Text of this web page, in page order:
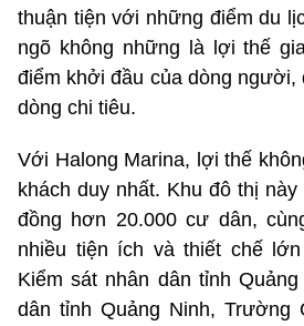
thuận tiện với những điểm du
ngõ không những là lợi thế
điểm khởi đầu của dòng người,
dòng chi tiêu.
Với Halong Marina, lợi thế
khách duy nhất. Khu đô thị
đồng hơn 20.000 cư dân,
nhiều tiện ích và thiết chế
Kiểm sát nhân dân tỉnh
dân tỉnh Quảng Ninh, Trường